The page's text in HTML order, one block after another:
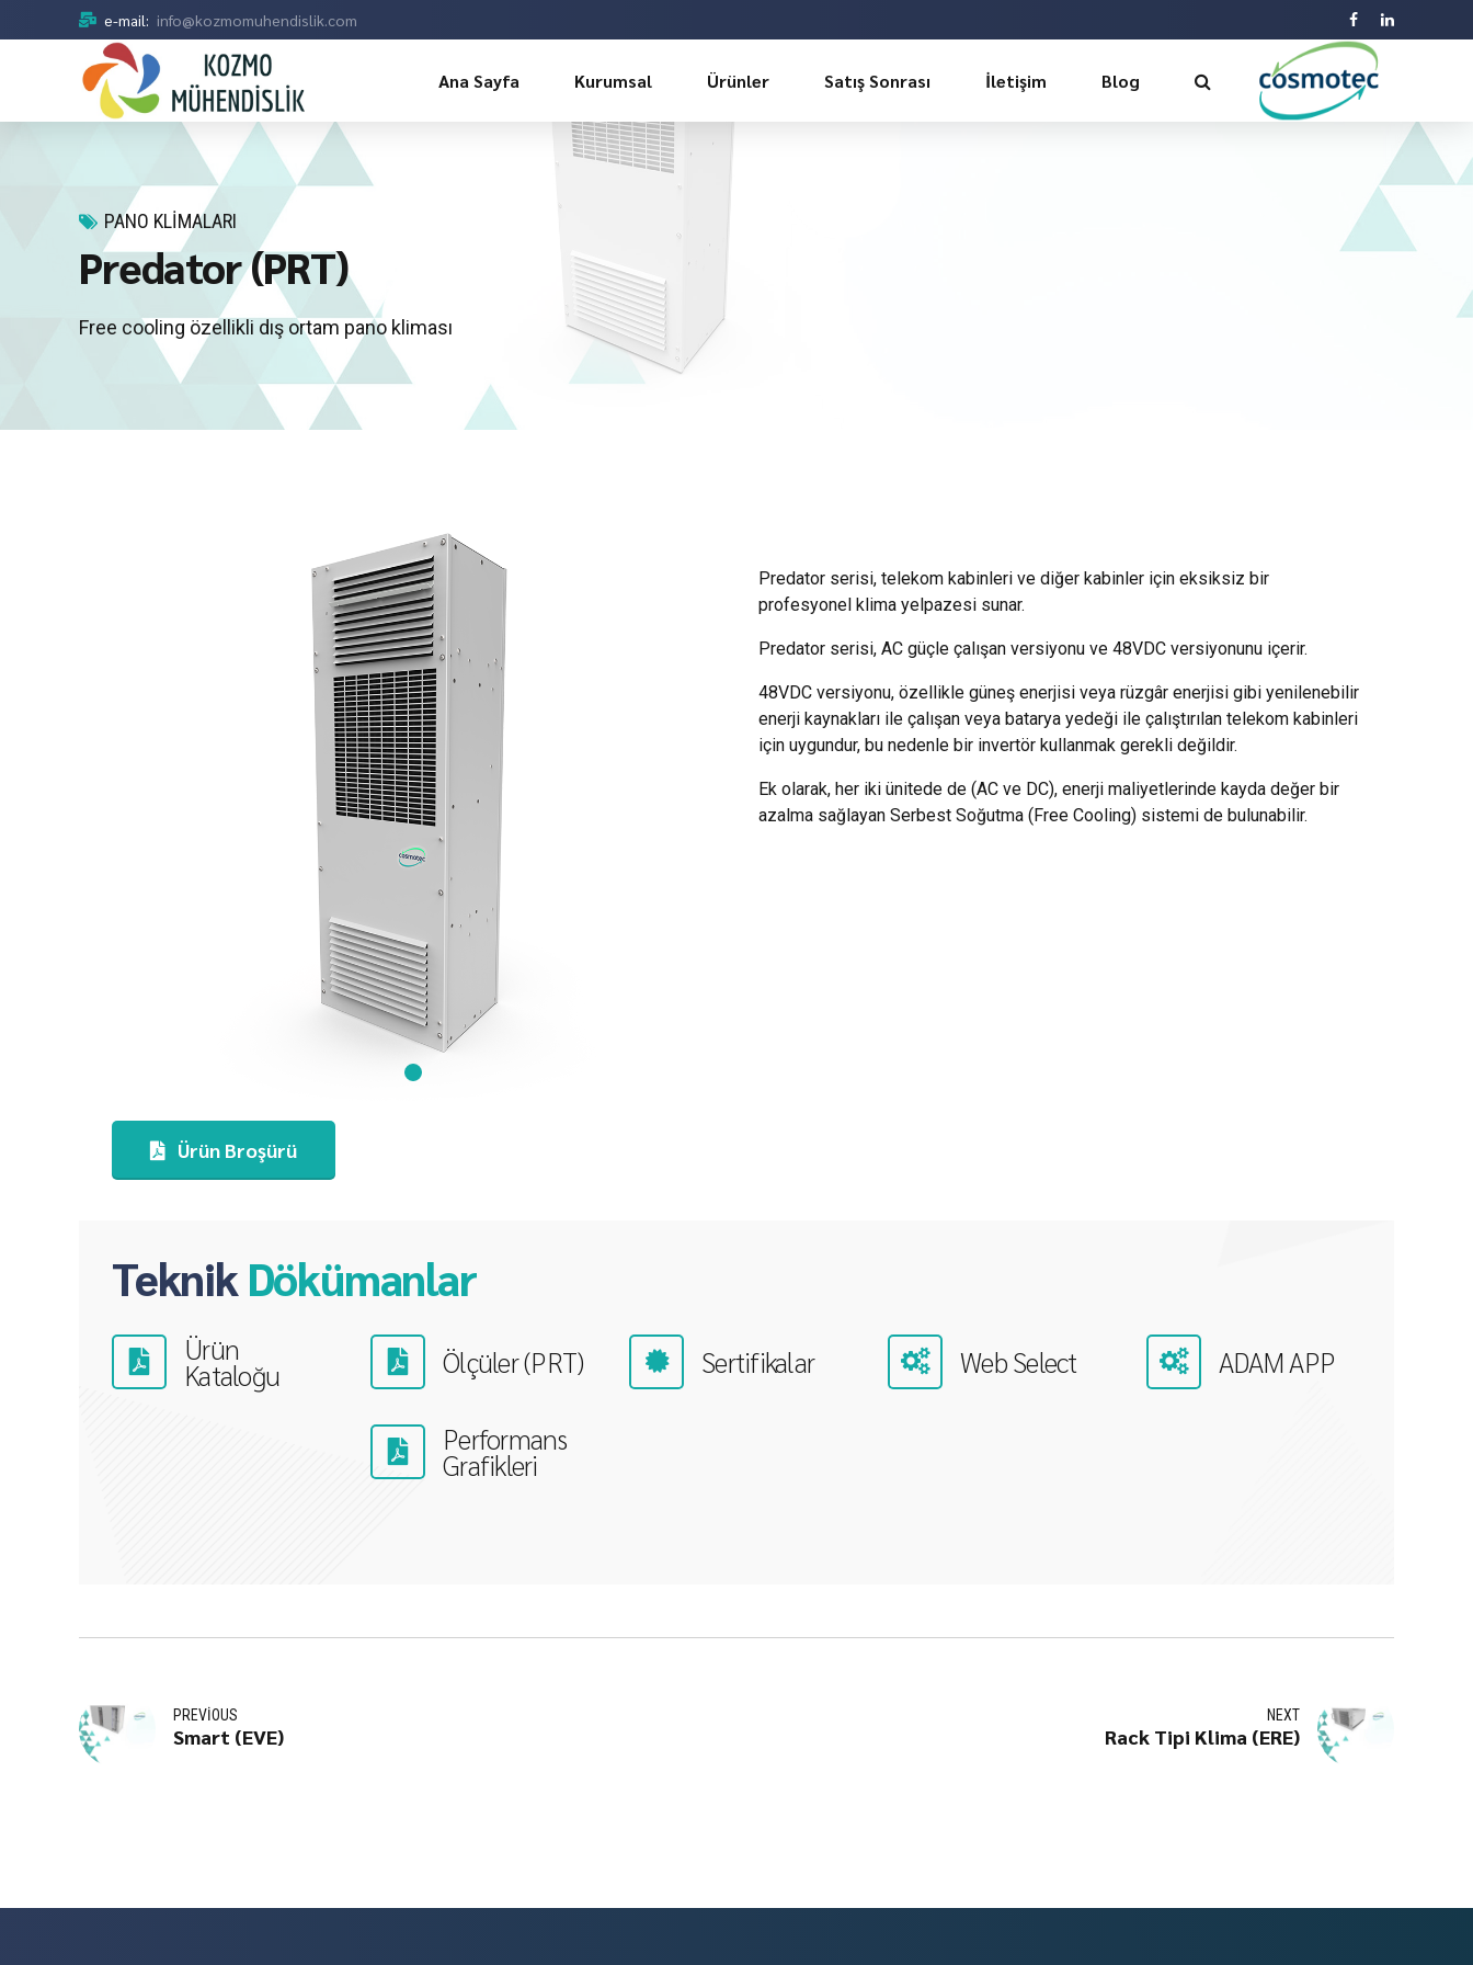
e-mail: info@kozmomuhendislik.com
Ana Sayfa Kurumsal Ürünler Satış Sonrası İletişim Blog
PANO KLIMALARI
Predator (PRT)
Free cooling özellikli dış ortam pano kliması
Ürün Broşürü
Predator serisi, telekom kabinleri ve diğer kabinler için eksiksiz bir
profesyonel klima yelpazesi sunar.
Predator serisi, AC güçle çalışan versiyonu ve 48VDC versiyonunu içerir.
48VDC versiyonu, özellikle güneş enerjisi veya rüzgâr enerjisi gibi yenilenebilir
enerji kaynakları ile çalışan veya batarya yedeği ile çalıştırılan telekom kabinleri
için uygundur, bu nedenle bir invertör kullanmak gerekli değildir.
Ek olarak, her iki ünitede de (AC ve DC), enerji maliyetlerinde kayda değer bir
azalma sağlayan Serbest Soğutma (Free Cooling) sistemi de bulunabilir.
Teknik Dökümanlar
Ürün
Kataloğu Ölçüler (PRT)
Performans
Grafikleri
Sertifikalar Web Select ADAM APP
PREVIOUS
Smart (EVE)
NEXT
Rack Tipi Klima (ERE)